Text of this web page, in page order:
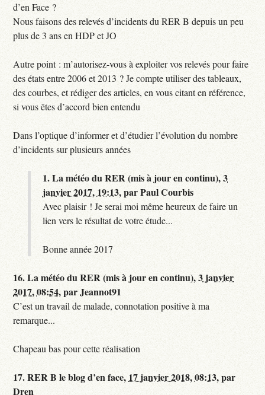
d’en Face ?
Nous faisons des relevés d’incidents du RER B depuis un peu
plus de 3 ans en HDP et JO
Autre point : m’autorisez-vous à exploiter vos relevés pour faire
des états entre 2006 et 2013 ? Je compte utiliser des tableaux,
des courbes, et rédiger des articles, en vous citant en référence,
si vous êtes d’accord bien entendu
Dans l’optique d’informer et d’étudier l’évolution du nombre
d’incidents sur plusieurs années
1.La météo du RER (mis à jour en continu),3
janvier 2017, 19:13,parPaul Courbis
Avec plaisir ! Je serai moi même heureux de faire un
lien vers le résultat de votre étude...
Bonne année 2017
16.La météo du RER (mis à jour en continu),3 janvier
2017, 08:54,parJeannot91
C’est un travail de malade, connotation positive à ma
remarque...
Chapeau bas pour cette réalisation
17.RER B le blog d’en face, 17 janvier 2018, 08:13,par
Dren